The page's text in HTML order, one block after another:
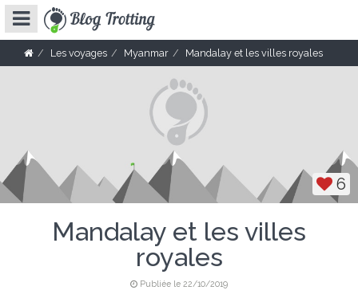
Les voyages Myanmar Mandalay et les villes royales
6
Mandalay et les villes
royales
Publiée le 22/10/2019